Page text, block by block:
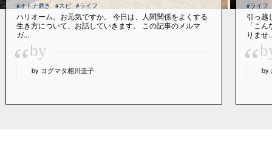
#オトナ磨き #スピ #ライフ
ハリオーム。お元気ですか。 今日は、人間関係をよくする
生き方について、お話していきます。 この記事のメルマ
ガ...
“by
by ヨグマタ相川圭子
#ライフ
引っ越
「こ
りませ
“ by